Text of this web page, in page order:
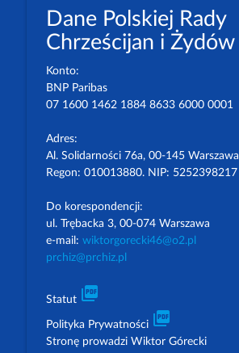
Dane Polskiej Rady
Chrześcijan i Żydów
Konto:
BNP Paribas
07 1600 1462 1884 8633 6000 0001
Adres:
Al. Solidarności 76a, 00-145 Warszawa
Regon: 010013880. NIP: 5252398217
Do korespondencji:
ul. Trębacka 3, 00-074 Warszawa
e-mail: wiktorgorecki46@o2.pl
prchiz@prchiz.pl
Statut picture_as_pdf
Polityka Prywatności picture_as_pdf
Stronę prowadzi Wiktor Górecki